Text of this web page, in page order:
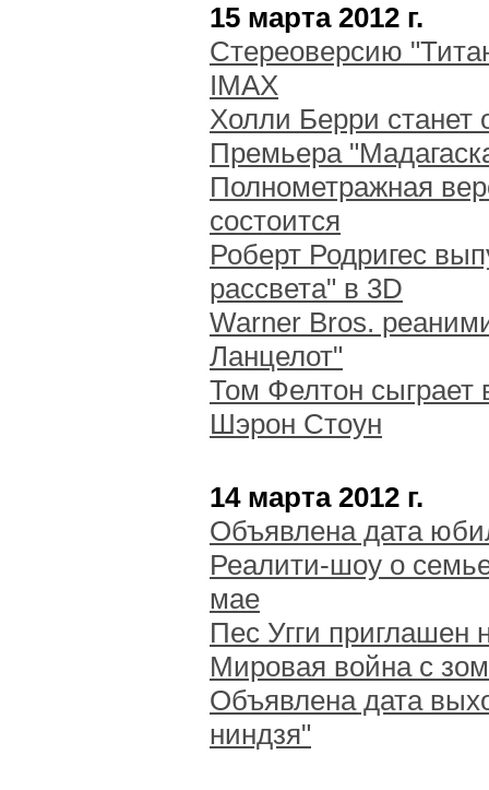
15 марта 2012 г.
Стереоверсию
IMAX
Холли Берри станет
Премьера
Полнометражная
состоится
Роберт Родригес
рассвета" в 3D
Warner Bros.
Ланцелот"
Том Фелтон сыграет
Шэрон Стоун
14 марта 2012 г.
Объявлена дата
Реалити-шоу о
мае
Пес Угги приглашен
Мировая война с
Объявлена дата
ниндзя"